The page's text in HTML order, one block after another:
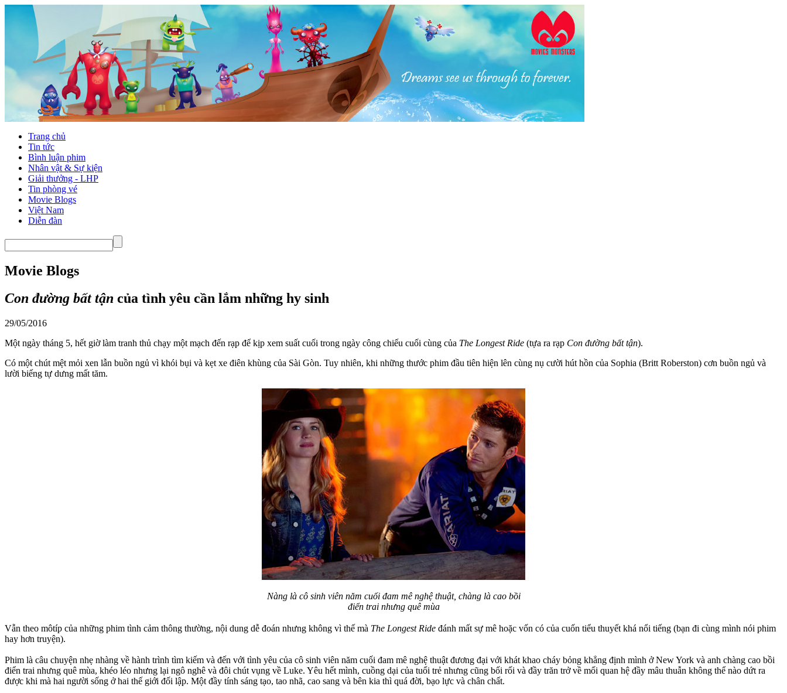
Trang chủ
Tin tức
Bình luận phim
Nhân vật & Sự kiện
Giải thưởng - LHP
Tin phòng vé
Movie Blogs
Việt Nam
Diễn đàn
Movie Blogs
Con đường bất tận của tình yêu cần lắm những hy sinh
29/05/2016
Một ngày tháng 5, hết giờ làm tranh thủ chạy một mạch đến rạp để kịp xem suất cuối trong ngày công chiếu cuối cùng của The Longest Ride (tựa ra rạp Con đường bất tận).
Có một chút mệt mỏi xen lẫn buồn ngủ vì khói bụi và kẹt xe điên khùng của Sài Gòn. Tuy nhiên, khi những thước phim đầu tiên hiện lên cùng nụ cười hút hồn của Sophia (Britt Roberston) cơn buồn ngủ và
lười biếng tự dưng mất tăm.
Nàng là cô sinh viên năm cuối đam mê nghệ thuật, chàng là cao bồi
điển trai nhưng quê mùa
Vẫn theo môtíp của những phim tình cảm thông thường, nội dung dễ đoán nhưng không vì thế mà The Longest Ride đánh mất sự mê hoặc vốn có của cuốn tiểu thuyết khá nổi tiếng (bạn đi cùng mình nói phim
hay hơn truyện).
Phim là câu chuyện nhẹ nhàng về hành trình tìm kiếm và đến với tình yêu của cô sinh viên năm cuối đam mê nghệ thuật đương đại với khát khao cháy bỏng khẳng định mình ở New York và anh chàng cao bồi
điển trai nhưng quê mùa, khéo léo nhưng lại ngô nghê và đôi chút vụng về Luke. Yêu hết mình, cuồng dại của tuổi trẻ nhưng cũng bối rối và đầy trăn trở về mối quan hệ đầy mâu thuẫn không thể nào dứt ra
được khi mà hai người sống ở hai thế giới đối lập. Một đầy tính sáng tạo, tao nhã, cao sang và bên kia thì quá đời, bạo lực và chân chất.